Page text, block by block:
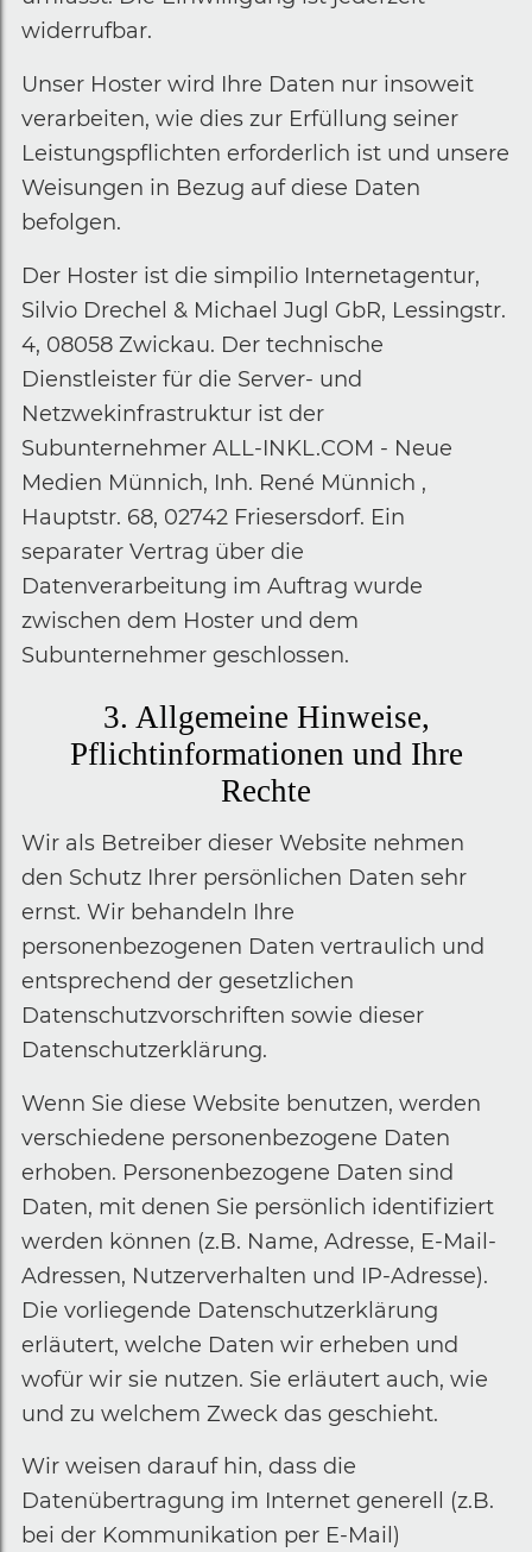
widerrufbar.
Unser Hoster wird Ihre Daten nur insoweit
verarbeiten, wie dies zur Erfüllung seiner
Leistungspflichten erforderlich ist und unsere
Weisungen in Bezug auf diese Daten
befolgen.
Der Hoster ist die simpilio Internetagentur,
Silvio Drechel & Michael Jugl GbR, Lessingstr.
4, 08058 Zwickau. Der technische
Dienstleister für die Server- und
Netzwekinfrastruktur ist der
Subunternehmer ALL-INKL.COM - Neue
Medien Münnich, Inh. René Münnich ,
Hauptstr. 68, 02742 Friesersdorf. Ein
separater Vertrag über die
Datenverarbeitung im Auftrag wurde
zwischen dem Hoster und dem
Subunternehmer geschlossen.
3. Allgemeine Hinweise,
Pflichtinformationen und Ihre
Rechte
Wir als Betreiber dieser Website nehmen
den Schutz Ihrer persönlichen Daten sehr
ernst. Wir behandeln Ihre
personenbezogenen Daten vertraulich und
entsprechend der gesetzlichen
Datenschutzvorschriften sowie dieser
Datenschutzerklärung.
Wenn Sie diese Website benutzen, werden
verschiedene personenbezogene Daten
erhoben. Personenbezogene Daten sind
Daten, mit denen Sie persönlich identifiziert
werden können (z.B. Name, Adresse, E-Mail-
Adressen, Nutzerverhalten und IP-Adresse).
Die vorliegende Datenschutzerklärung
erläutert, welche Daten wir erheben und
wofür wir sie nutzen. Sie erläutert auch, wie
und zu welchem Zweck das geschieht.
Wir weisen darauf hin, dass die
Datenübertragung im Internet generell (z.B.
bei der Kommunikation per E-Mail)